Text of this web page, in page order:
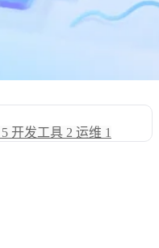
5 开发工具 2 运维 1